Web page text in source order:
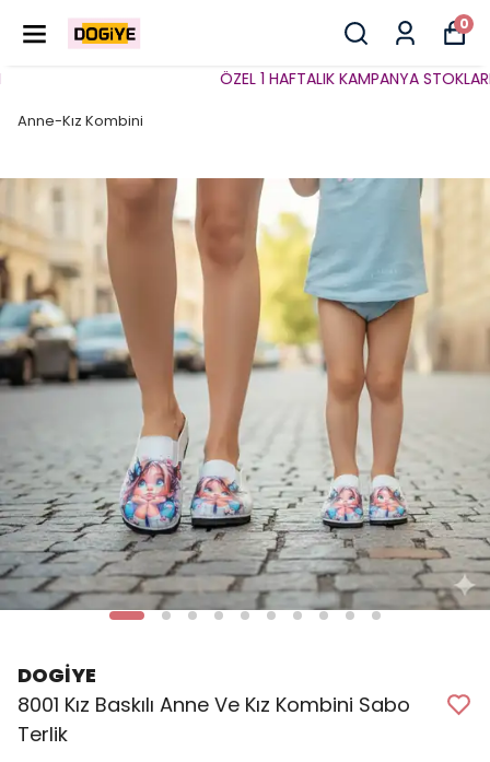
0
ÖZEL 1 HAFTALIK KAMPANYA STOKLARLA
Anne-Kız Kombini
DOGİYE
8001 Kız Baskılı Anne Ve Kız Kombini Sabo
Terlik